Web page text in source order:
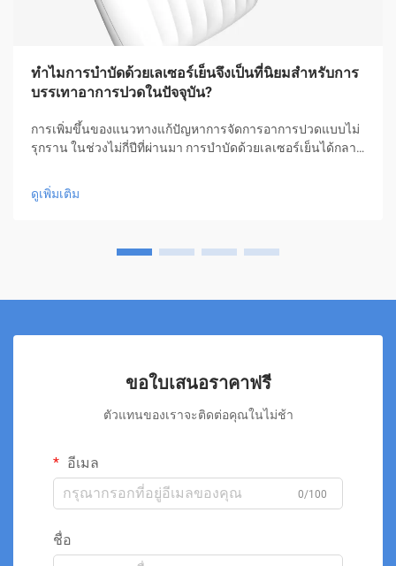
ทำไมการบำบัดด้วยเลเซอร์เย็นจึงเป็นที่นิยมสำหรับการ
บรรเทาอาการปวดในปัจจุบัน?
การเพิ่มขึ้นของแนวทางแก้ปัญหาการจัดการอาการปวดแบบไม่
รุกราน ในช่วงไม่กี่ปีที่ผ่านมา การบำบัดด้วยเลเซอร์เย็นได้กลาย
หวังให้กับผู้คนหลายล้านคนที่ต้องการความช่วยเหลือโดยไม่ต้อง
ใช้ยาหรือการผ่าตัด รูปแบบการรักษาเชิงนวัตกรรมนี้...
ดูเพิ่มเติม
ขอใบเสนอราคาฟรี
ตัวแทนของเราจะติดต่อคุณในไม่ช้า
อีเมล
0/100
ชื่อ